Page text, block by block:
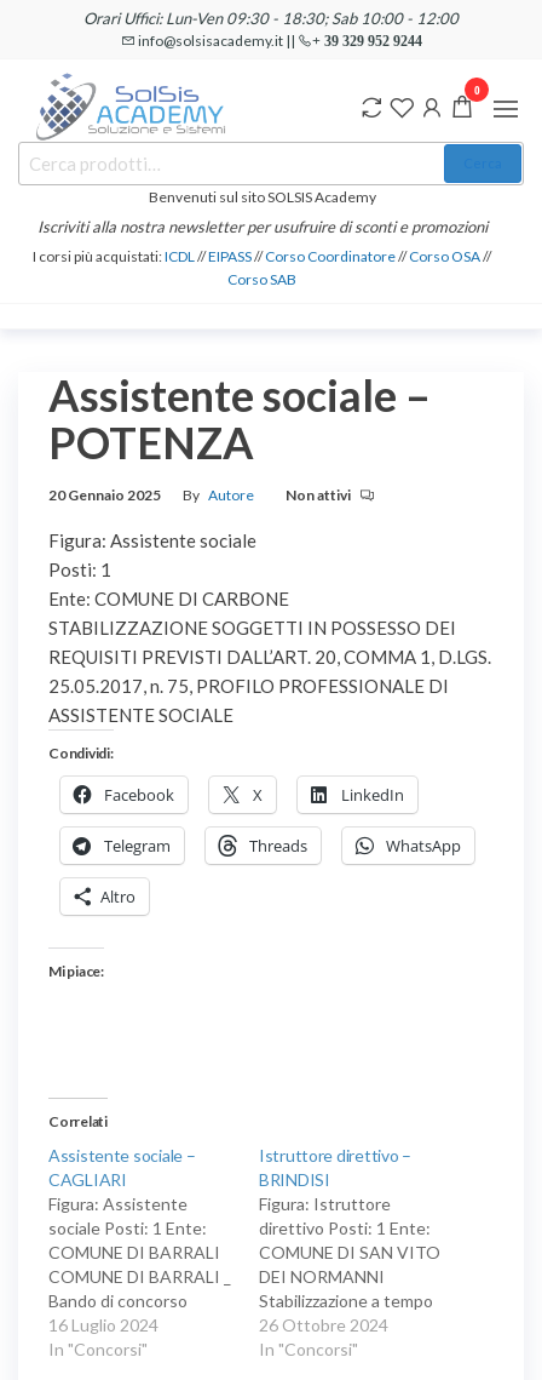
contenuto
Orari Uffici: Lun-Ven 09:30 - 18:30; Sab 10:00 - 12:00
info@solsisacademy.it || + 39 329 952 9244
SOLSIS
Academy
Corsi e
Certificazioni
Linguistiche
Benvenuti sul sito SOLSIS Academy
Iscriviti alla nostra newsletter per usufruire di sconti e promozioni
I corsi più acquistati:ICDL//EIPASS//Corso Coordinatore//Corso OSA//
Corso SAB
0
Assistente sociale –
POTENZA
20 Gennaio 2025 By Autore Non attivi
Figura: Assistente sociale
Posti: 1
Ente: COMUNE DI CARBONE
STABILIZZAZIONE SOGGETTI IN POSSESSO DEI
REQUISITI PREVISTI DALL’ART. 20, COMMA 1, D.LGS.
25.05.2017, n. 75, PROFILO PROFESSIONALE DI
ASSISTENTE SOCIALE
Condividi:
Facebook X LinkedIn
Telegram Threads WhatsApp
Altro
Mi piace:
Correlati
Assistente sociale –
CAGLIARI
Figura: Assistente
sociale Posti: 1 Ente:
COMUNE DI BARRALI
COMUNE DI BARRALI _
Bando di concorso
pubblico per esami per
l'assunzione a tempo
16 Luglio 2024
In "Concorsi"
Istruttore direttivo –
BRINDISI
Figura: Istruttore
direttivo Posti: 1 Ente:
COMUNE DI SAN VITO
DEI NORMANNI
Stabilizzazione a tempo
indeterminato ed a
tempo pieno presso il di
26 Ottobre 2024
In "Concorsi"